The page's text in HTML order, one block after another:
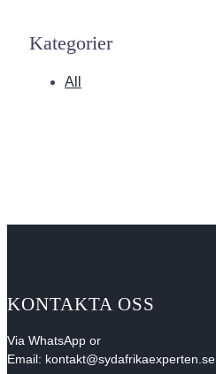
Kategorier
All
KONTAKTA OSS
Via WhatsApp or
Email: kontakt@sydafrikaexperten.se